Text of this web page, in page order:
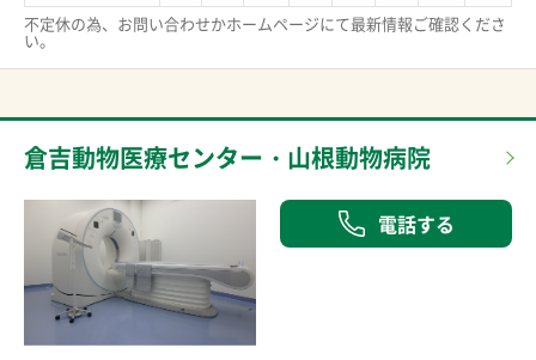
不定休の為、お問い合わせかホームページにて最新情報ご確認くださ
い。
倉吉動物医療センター・山根動物病院
電話する